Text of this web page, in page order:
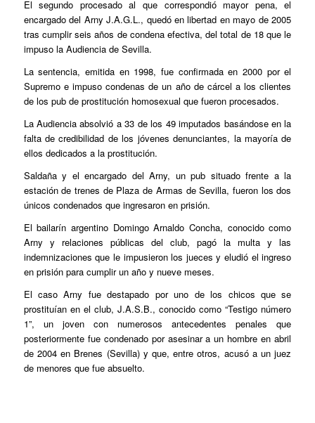
El segundo procesado al que correspondió mayor pena, el
encargado del Arny J.A.G.L., quedó en libertad en mayo de 2005
tras cumplir seis años de condena efectiva, del total de 18 que le
impuso la Audiencia de Sevilla.
La sentencia, emitida en 1998, fue confirmada en 2000 por el
Supremo e impuso condenas de un año de cárcel a los clientes
de los pub de prostitución homosexual que fueron procesados.
La Audiencia absolvió a 33 de los 49 imputados basándose en la
falta de credibilidad de los jóvenes denunciantes, la mayoría de
ellos dedicados a la prostitución.
Saldaña y el encargado del Arny, un pub situado frente a la
estación de trenes de Plaza de Armas de Sevilla, fueron los dos
únicos condenados que ingresaron en prisión.
El bailarín argentino Domingo Arnaldo Concha, conocido como
Arny y relaciones públicas del club, pagó la multa y las
indemnizaciones que le impusieron los jueces y eludió el ingreso
en prisión para cumplir un año y nueve meses.
El caso Arny fue destapado por uno de los chicos que se
prostituían en el club, J.A.S.B., conocido como “Testigo número
1”, un joven con numerosos antecedentes penales que
posteriormente fue condenado por asesinar a un hombre en abril
de 2004 en Brenes (Sevilla) y que, entre otros, acusó a un juez
de menores que fue absuelto.